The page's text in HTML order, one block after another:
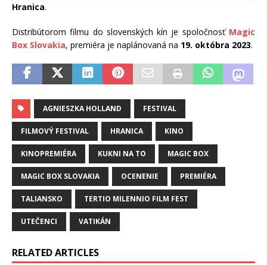
Hranica.
Distribútorom filmu do slovenských kín je spoločnosť Magic
Box Slovakia, premiéra je naplánovaná na 19. októbra 2023.
AGNIESZKA HOLLAND FESTIVAL
FILMOVÝ FESTIVAL HRANICA KINO
KINOPREMIÉRA KUKNI NA TO MAGIC BOX
MAGIC BOX SLOVAKIA OCENENIE PREMIÉRA
TALIANSKO TERTIO MILENNIO FILM FEST
UTEČENCI VATIKÁN
RELATED ARTICLES